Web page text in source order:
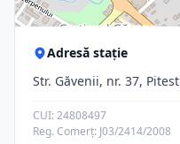
Adresă stație
Str. Găvenii, nr. 37,
CUI: 24808497
Reg. Comerț: J03/2414/2008